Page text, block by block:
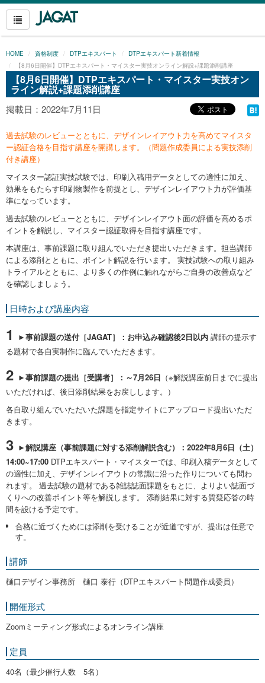
HOME 資格制度 DTPエキスパート
DTPエキスパート新着情報
【8月6日開催】DTPエキスパート・マイスター実技オンライン解説+課題添削講座
【8月6日開催】DTPエキスパート・マイスター実技オン
ライン解説+課題添削講座
掲載日：2022年7月11日
過去試験のレビューとともに、デザインレイアウト力を高めてマイスタ
ー認証合格を目指す講座を開講します。（問題作成委員による実技添削
付き講座）
マイスター認証実技試験では、印刷入稿用データとしての適性に加え、
効果をもたらす印刷物製作を前提とし、デザインレイアウト力が評価基
準になっています。
過去試験のレビューとともに、デザインレイアウト面の評価を高めるポ
イントを解説し、マイスター認証取得を目指す講座です。
本講座は、事前課題に取り組んでいただき提出いただきます。担当講師
による添削とともに、ポイント解説を行います。 実技試験への取り組み
トライアルとともに、より多くの作例に触れながらご自身の改善点など
を確認しましょう。
日時および講座内容
1 ►事前課題の送付［JAGAT］：お申込み確認後2日以内 講師の提示す
る題材で各自実制作に臨んでいただきます。
2 ►事前課題の提出［受講者］：～7月26日 （※解説講座前日までに提出
いただければ、後日添削結果をお戻しします。）
各自取り組んでいただいた課題を指定サイトにアップロード提出いただ
きます。
3 ►解説講座（事前課題に対する添削解説含む）：2022年8月6日（土）
14:00~17:00 DTPエキスパート・マイスターでは、印刷入稿データとして
の適性に加え、デザインレイアウトの常識に沿った作りについても問わ
れます。 過去試験の題材である雑誌誌面課題をもとに、よりよい誌面づ
くりへの改善ポイント等を解説します。 添削結果に対する質疑応答の時
間を設ける予定です。
合格に近づくためには添削を受けることが近道ですが、提出は任意で
す。
講師
樋口デザイン事務所 樋口 泰行（DTPエキスパート問題作成委員）
開催形式
Zoomミーティング形式によるオンライン講座
定員
40名（最少催行人数 5名）